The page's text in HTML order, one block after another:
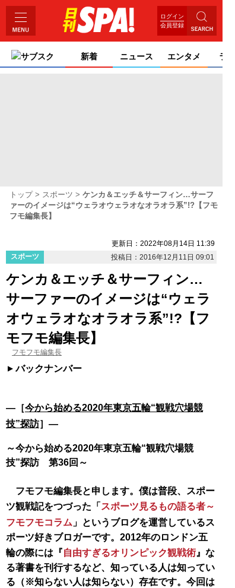
ログイン
会員登録
サブスク 新着 ニュース エンタメ ライ
トップ スポーツ
ケンカ＆エッチ＆サーフィン…サーフ
ァーのイメージは“ウェラオウェラオなオラオラ系”!?【フモ
フモ編集長】
更新日：2022年08月14日 11:39
スポーツ
投稿日：2016年12月11日 09:01
ケンカ＆エッチ＆サーフィン…
サーファーのイメージは“ウェラ
オウェラオなオラオラ系”!?【フ
モフモ編集長】
フモフモ編集長
バックナンバー
―［今から始める2020年東京五輪“観戦穴場競
技”探訪］―
～今から始める2020年東京五輪“観戦穴場競
技”探訪 第36回～
フモフモ編集長と申します。僕は普段、スポー
ツ観戦記をつづった「 スポーツ見るもの語る者～
フモフモコラム 」というブログを運営しているス
ポーツ好きブロガーです。2012年のロンドン五
輪の際には『自由すぎるオリンピック観戦術 』な
る著書を刊行するなど、知っている人は知ってい
る（※知らない人は知らない）存在です。今回は